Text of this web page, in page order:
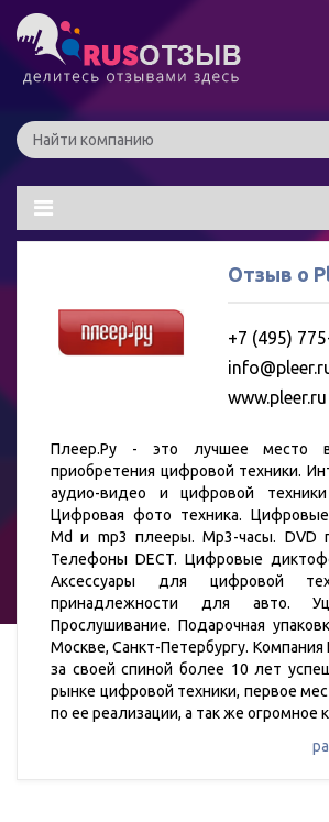
Отзыв о
+7 (495)
www.pleer.ru
Плеер.Ру - это лучшее место
приобретения цифровой техники.
аудио-видео и цифровой
Цифровая фото техника.
Md и mp3 плееры. Mp3-часы. DVD
Телефоны DECT. Цифровые
Аксессуары для цифровой
принадлежности для авто.
Прослушивание. Подарочная
Москве, Санкт-Петербургу.
за своей спиной более 10 лет
рынке цифровой техники, первое
по ее реализации, а так же огромное